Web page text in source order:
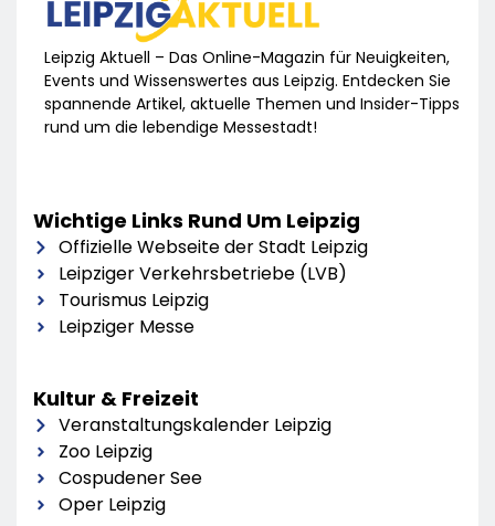
Leipzig Aktuell – Das Online-Magazin für Neuigkeiten,
Events und Wissenswertes aus Leipzig. Entdecken Sie
spannende Artikel, aktuelle Themen und Insider-Tipps
rund um die lebendige Messestadt!
Wichtige Links Rund Um Leipzig
Offizielle Webseite der Stadt Leipzig
Leipziger Verkehrsbetriebe (LVB)
Tourismus Leipzig
Leipziger Messe
Kultur & Freizeit
Veranstaltungskalender Leipzig
Zoo Leipzig
Cospudener See
Oper Leipzig